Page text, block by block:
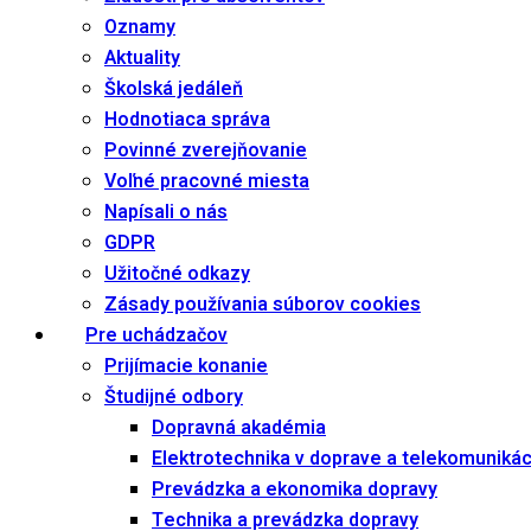
Oznamy
Aktuality
Školská jedáleň
Hodnotiaca správa
Povinné zverejňovanie
Voľné pracovné miesta
Napísali o nás
GDPR
Užitočné odkazy
Zásady používania súborov cookies
Pre uchádzačov
Prijímacie konanie
Študijné odbory
Dopravná akadémia
Elektrotechnika v doprave a
Prevádzka a ekonomika dopravy
Technika a prevádzka dopravy